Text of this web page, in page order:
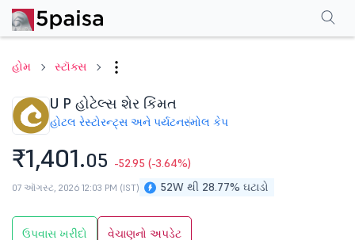
હોમ સ્ટૉક્સ
U P હોટેલ્સ શેર કિંમત
હોટલ રેસ્ટોરન્ટ્સ અને પર્યટનસ્મોલ કેપ
₹1,401.05 -52.95 (-3.64%)
52W થી 28.77% ઘટાડો
07 ઑગસ્ટ, 2026 12:03 PM (IST)
ઉપવાસ ખરીદો વેચાણનો અપડેટ
પરફોર્મન્સફાઇનાન્શિયલ્સ વધુ